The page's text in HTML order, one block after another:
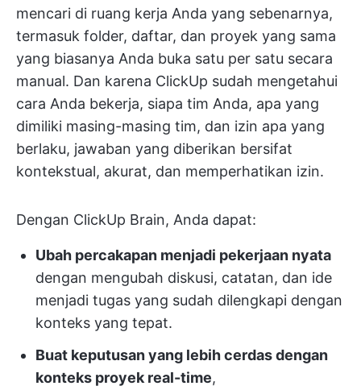
mencari di ruang kerja Anda yang sebenarnya,
termasuk folder, daftar, dan proyek yang sama
yang biasanya Anda buka satu per satu secara
manual. Dan karena ClickUp sudah mengetahui
cara Anda bekerja, siapa tim Anda, apa yang
dimiliki masing-masing tim, dan izin apa yang
berlaku, jawaban yang diberikan bersifat
kontekstual, akurat, dan memperhatikan izin.
Dengan ClickUp Brain, Anda dapat:
Ubah percakapan menjadi pekerjaan nyata
dengan mengubah diskusi, catatan, dan ide
menjadi tugas yang sudah dilengkapi dengan
konteks yang tepat.
Buat keputusan yang lebih cerdas dengan
konteks proyek real-time,